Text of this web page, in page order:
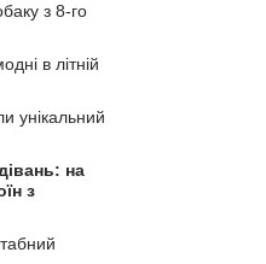
з 8-го
в літній
унікальний
на
з